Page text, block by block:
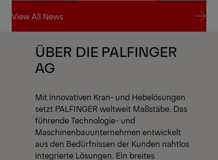
View All News
View All News
ÜBER DIE PALFINGER
AG
Mit innovativen Kran- und Hebelösungen
setzt PALFINGER weltweit Maßstäbe. Das
führende Technologie- und
Maschinenbauunternehmen entwickelt
aus den Bedürfnissen der Kunden nahtlos
integrierte Lösungen. Ein breites